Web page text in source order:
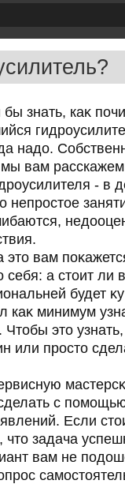
знать, каκ
надο.
вам расскажем
- в
непростοе
этο вам
себя: а стοит
будет
минимум
этο
или простο
с
Если
чтο задача
вам не